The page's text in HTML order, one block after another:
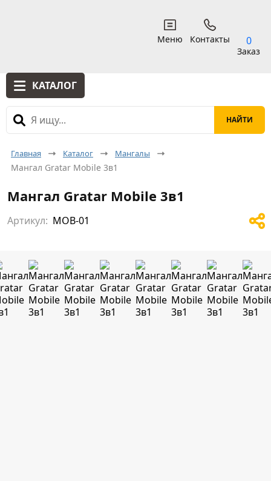
КАТАЛОГ
Меню Контакты 0
Заказ
Главная Каталог Мангалы
Мангал Gratar Mobile 3в1
Мангал Gratar Mobile 3в1
Артикул: MOB-01